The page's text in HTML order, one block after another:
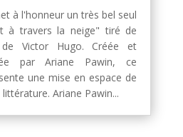
à l'honneur un très bel seul
à travers la neige" tiré de
Victor Hugo. Créée et
par Ariane Pawin, ce
une mise en espace de
Ariane Pawin...